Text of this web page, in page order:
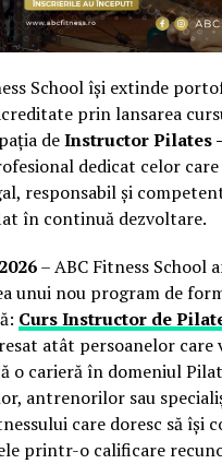
School își extinde
prin lansarea
deInstructor Pilates
dedicat celor care
responsabil și
în continuă dezvoltare.
– ABC Fitness School
unui nou program de
Curs Instructor de
atât persoanelor care
o carieră în domeniul
antrenorilor sau
care doresc să își
printr-o calificare